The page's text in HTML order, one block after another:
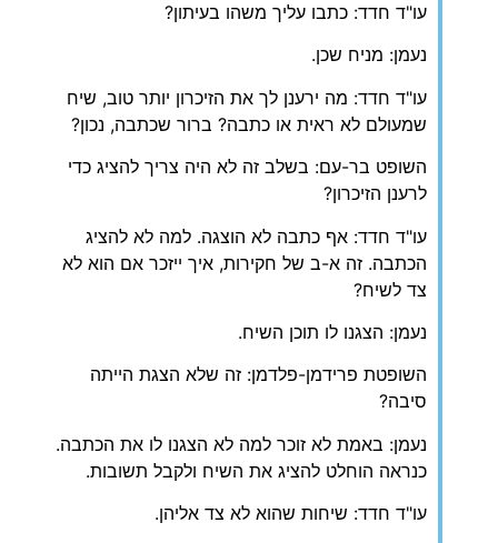
עו"ד חדד: כתבו עליך משהו בעיתון?
נעמן: מניח שכן.
עו"ד חדד: מה ירענן לך את הזיכרון יותר טוב, שיח
שמעולם לא ראית או כתבה? ברור שכתבה, נכון?
השופט בר-עם: בשלב זה לא היה צריך להציג כדי
לרענן הזיכרון?
עו"ד חדד: אף כתבה לא הוצגה. למה לא להציג
הכתבה. זה א-ב של חקירות, איך ייזכר אם הוא לא
צד לשיח?
נעמן: הצגנו לו תוכן השיח.
השופטת פרידמן-פלדמן: זה שלא הצגת הייתה
סיבה?
נעמן: באמת לא זוכר למה לא הצגנו לו את הכתבה.
כנראה הוחלט להציג את השיח ולקבל תשובות.
עו"ד חדד: שיחות שהוא לא צד אליהן.